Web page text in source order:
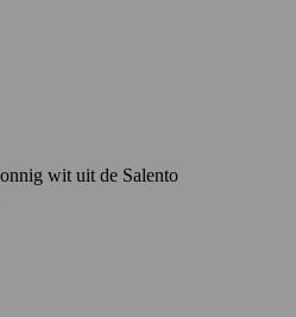
wit uit de Salento